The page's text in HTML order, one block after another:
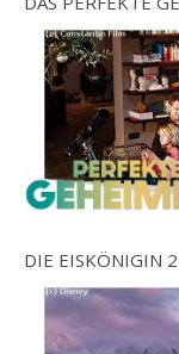
DIE EISKÖNIGIN